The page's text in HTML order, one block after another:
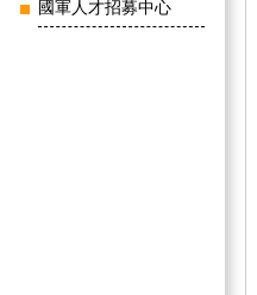
國軍人才招募中心